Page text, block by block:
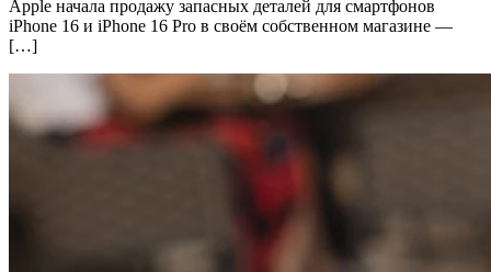
Apple начала продажу запасных деталей для смартфонов
iPhone 16 и iPhone 16 Pro в своём собственном магазине —
[…]